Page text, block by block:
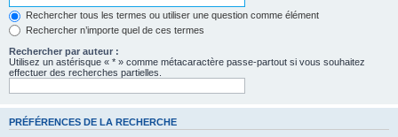
Rechercher tous les termes ou utiliser une question comme élément
Rechercher n’importe quel de ces termes
Rechercher par auteur :
Utilisez un astérisque « * » comme métacaractère passe-partout si vous souhaitez
effectuer des recherches partielles.
PRÉFÉRENCES DE LA RECHERCHE